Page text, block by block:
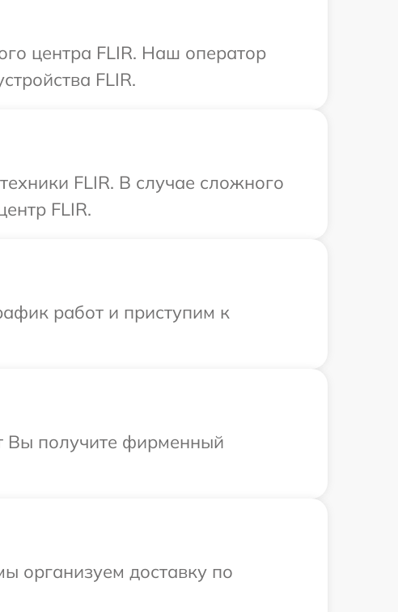
центра FLIR. Наш оператор
FLIR.
FLIR. В случае сложного
FLIR.
работ и приступим к
Вы получите фирменный
организуем доставку по